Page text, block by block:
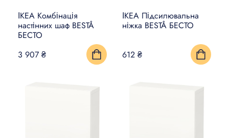
ІКЕА Комбінація
настінних шаф BESTÅ
БЕСТО
3 907 ₴
ІКЕА Підсилювальна
ніжка BESTÅ БЕСТО
612 ₴